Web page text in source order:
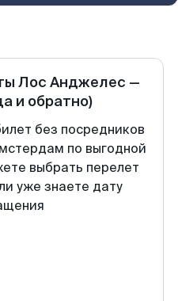
Лос Анджелес —
и обратно)
без посредников
по выгодной
выбрать перелет
уже знаете дату